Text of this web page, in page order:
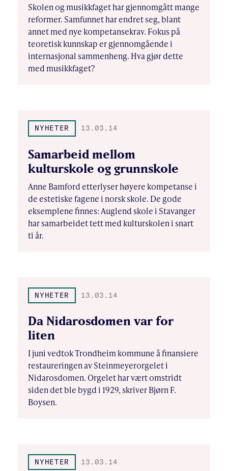
Skolen og musikkfaget har gjennomgått mange
reformer. Samfunnet har endret seg, blant
annet med nye kompetansekrav. Fokus på
teoretisk kunnskap er gjennomgående i
internasjonal sammenheng. Hva gjør dette
med musikkfaget?
NYHETER 13.03.14
Samarbeid mellom
kulturskole og grunnskole
Anne Bamford etterlyser høyere kompetanse i
de estetiske fagene i norsk skole. De gode
eksemplene finnes: Auglend skole i Stavanger
har samarbeidet tett med kulturskolen i snart
ti år.
NYHETER 13.03.14
Da Nidarosdomen var for
liten
I juni vedtok Trondheim kommune å finansiere
restaureringen av Steinmeyerorgelet i
Nidarosdomen. Orgelet har vært omstridt
siden det ble bygd i 1929, skriver Bjørn F.
Boysen.
NYHETER 13.03.14